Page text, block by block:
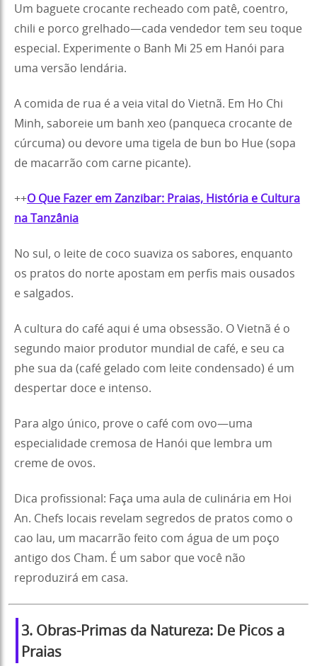
Um baguete crocante recheado com patê, coentro,
chili e porco grelhado—cada vendedor tem seu toque
especial. Experimente o Banh Mi 25 em Hanói para
uma versão lendária.
A comida de rua é a veia vital do Vietnã. Em Ho Chi
Minh, saboreie um banh xeo (panqueca crocante de
cúrcuma) ou devore uma tigela de bun bo Hue (sopa
de macarrão com carne picante).
++O Que Fazer em Zanzibar: Praias, História e Cultura
na Tanzânia
No sul, o leite de coco suaviza os sabores, enquanto
os pratos do norte apostam em perfis mais ousados
e salgados.
A cultura do café aqui é uma obsessão. O Vietnã é o
segundo maior produtor mundial de café, e seu ca
phe sua da (café gelado com leite condensado) é um
despertar doce e intenso.
Para algo único, prove o café com ovo—uma
especialidade cremosa de Hanói que lembra um
creme de ovos.
Dica profissional: Faça uma aula de culinária em Hoi
An. Chefs locais revelam segredos de pratos como o
cao lau, um macarrão feito com água de um poço
antigo dos Cham. É um sabor que você não
reproduzirá em casa.
3. Obras-Primas da Natureza: De Picos a
Praias